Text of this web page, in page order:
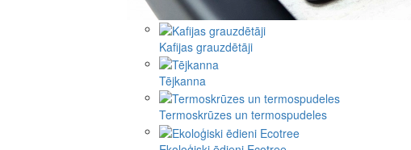
Kafijas grauzdētāji
Tējkanna
Termoskrūzes un termospudeles